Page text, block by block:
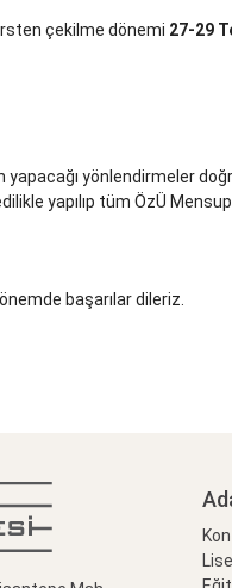
çekilme dönemi 27-29
yapacağı yönlendirmeler
yapılıp tüm ÖzÜ
başarılar dileriz.